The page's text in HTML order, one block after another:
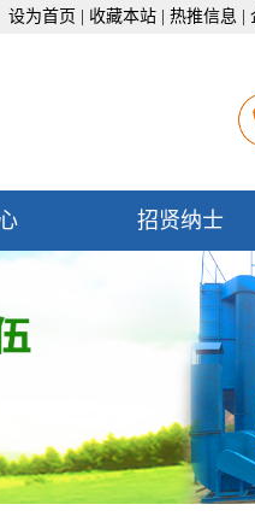
设为首页 收藏本站 热推信息
招贤纳士